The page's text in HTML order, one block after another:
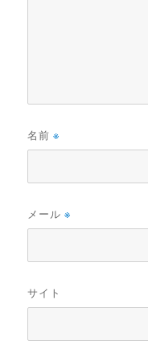
名前※
メール※
サイト